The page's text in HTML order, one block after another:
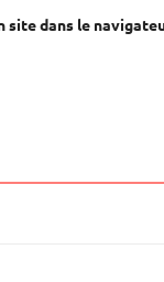
site dans le